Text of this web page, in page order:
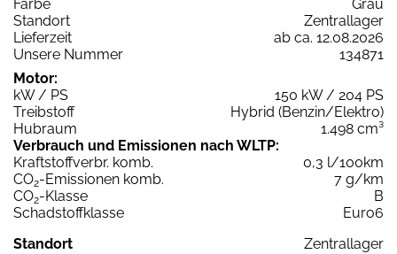
Farbe
Grau
Standort
Zentrallager
Lieferzeit
ab ca. 12.08.2026
Unsere Nummer
134871
Motor:
kW / PS
150 kW / 204 PS
Treibstoff
Hybrid (Benzin/Elektro)
Hubraum
1.498 cm³
Verbrauch und Emissionen nach WLTP:
Kraftstoffverbr. komb.
0,3 l/100km
CO2-Emissionen komb.
7 g/km
CO2-Klasse
B
Schadstoffklasse
Euro6
Standort
Zentrallager